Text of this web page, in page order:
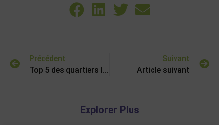
Précédent
Top 5 des quartiers les plus attractifs à Paris
Suivant
Article suivant
Explorer Plus